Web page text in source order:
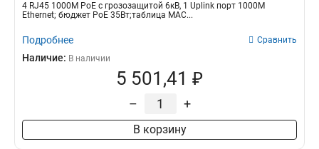
4 RJ45 1000M PoE с грозозащитой 6кВ, 1 Uplink порт 1000М
Ethernet; бюджет PoE 35Вт;таблица MAC...
Подробнее Сравнить
Наличие: В наличии
5 501,41 ₽
– +
В корзину